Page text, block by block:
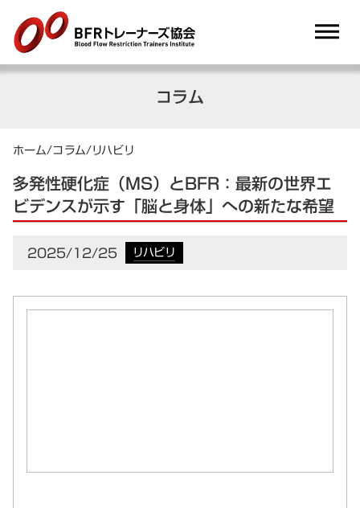
dehaze
コラム
ホーム/コラム/リハビリ
多発性硬化症（MS）とBFR：最新の世界エ
ビデンスが示す「脳と身体」への新たな希望
2025/12/25 リハビリ